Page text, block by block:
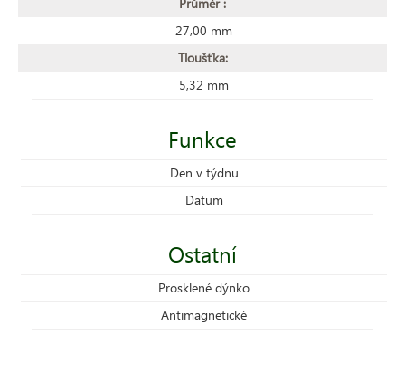
27,00 mm
Tloušťka:
5,32 mm
Funkce
Den v týdnu
Datum
Ostatní
Prosklené dýnko
Antimagnetické